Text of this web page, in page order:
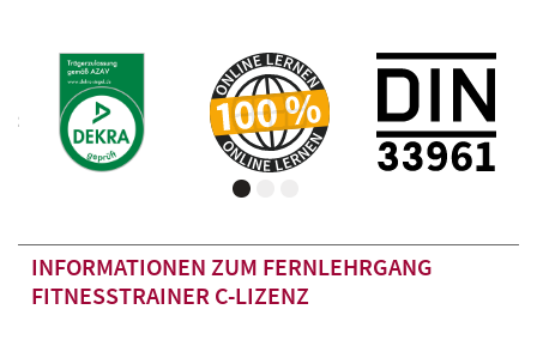
INFORMATIONEN ZUM FERNLEHRGANG
FITNESSTRAINER C-LIZENZ